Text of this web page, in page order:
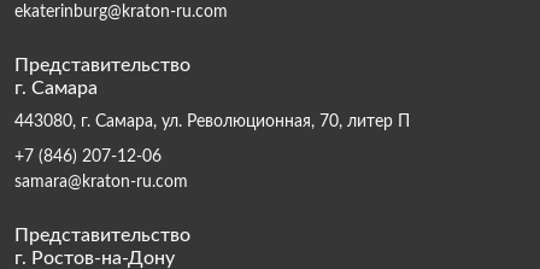
ekaterinburg@kraton-ru.com
Представительство
г. Самара
443080, г. Самара, ул. Революционная, 70, литер П
+7 (846) 207-12-06
samara@kraton-ru.com
Представительство
г. Ростов-на-Дону